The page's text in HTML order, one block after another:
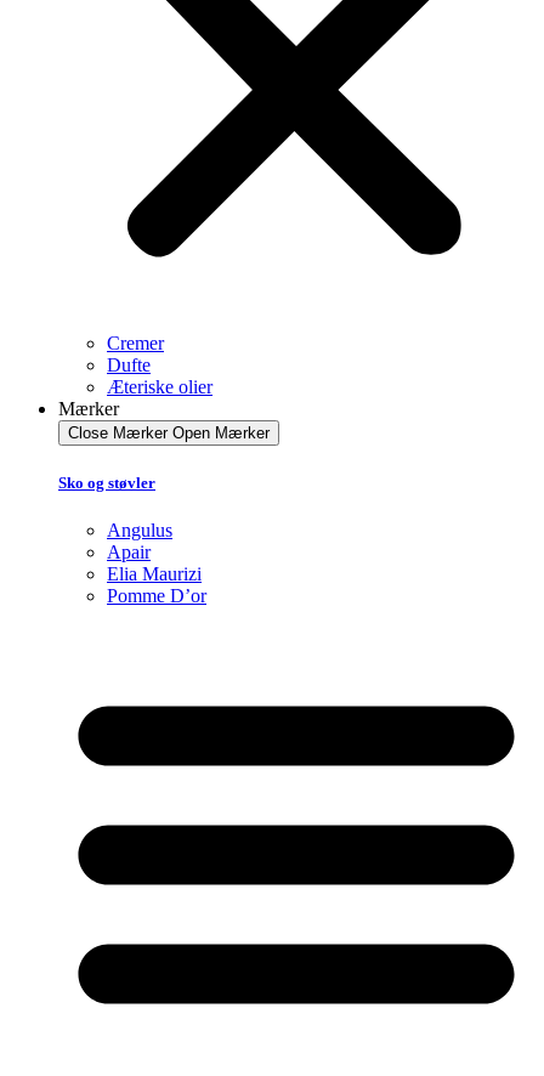
Cremer
Dufte
Æteriske olier
Mærker
Close Mærker Open Mærker
Sko og støvler
Angulus
Apair
Elia Maurizi
Pomme D’or